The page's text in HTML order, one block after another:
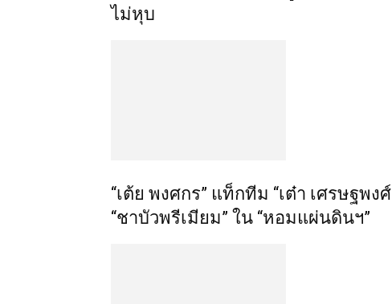
ไม่หุบ
“เต้ย พงศกร” แท็กทีม “เต๋า เศรษฐพ
“ชาบัวพรีเมียม” ใน “หอมแผ่นดินฯ”